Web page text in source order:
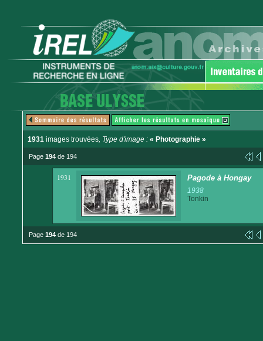
1931 images trouvées, Type d'image : « Photographie »
Page 194 de 194
1931 Pagode à Hongay
1938
Tonkin
Page 194 de 194